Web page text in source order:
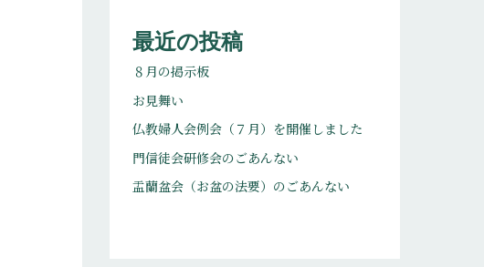
最近の投稿
８月の掲示板
お見舞い
仏教婦人会例会（７月）を開催しました
門信徒会研修会のごあんない
盂蘭盆会（お盆の法要）のごあんない